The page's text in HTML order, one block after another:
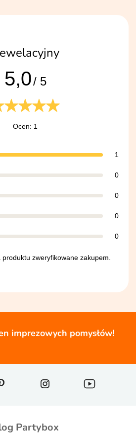
5,0/ 5
Ocen: 1
1
0
0
0
0
zweryfikowane zakupem.
imprezowych pomysłów!
Partybox